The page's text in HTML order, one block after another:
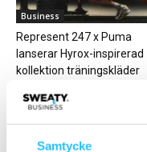
Samtycke
Business
Represent 247 x Puma
lanserar Hyrox-inspirerad
kollektion träningskläder